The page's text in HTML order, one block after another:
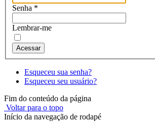
Senha *
Lembrar-me
Acessar
Esqueceu sua senha?
Esqueceu seu usuário?
Fim do conteúdo da página
Voltar para o topo
Início da navegação de rodapé